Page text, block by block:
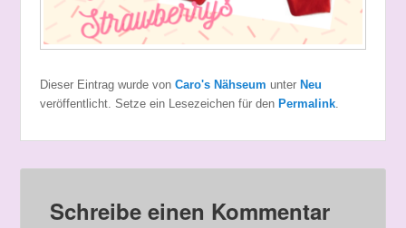
Dieser Eintrag wurde von Caro's Nähseum unter Neu
veröffentlicht. Setze ein Lesezeichen für den Permalink.
Schreibe einen Kommentar